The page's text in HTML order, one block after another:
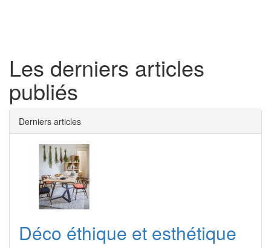
Les derniers articles
publiés
Derniers articles
Déco éthique et esthétique